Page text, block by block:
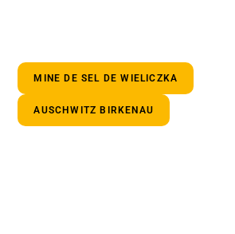
MINE DE SEL DE WIELICZKA
AUSCHWITZ BIRKENAU